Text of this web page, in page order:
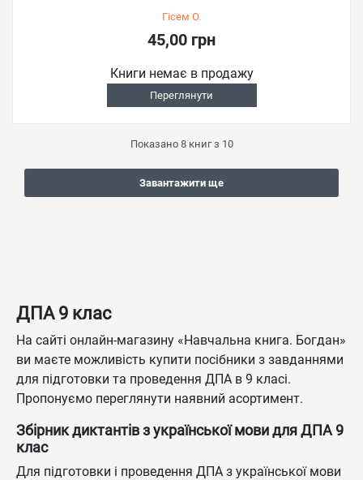
Гісем О.
45,00 грн
Книги немає в продажу
Переглянути
Показано 8книг з 10
Завантажити ще
ДПА 9 клас
На сайті онлайн-магазину «Навчальна книга. Богдан»
ви маєте можливість купити посібники з завданнями
для підготовки та проведення ДПА в 9 класі.
Пропонуємо переглянути наявний асортимент.
Збірник диктантів з української мови для ДПА 9
клас
Для підготовки і проведення ДПА з української мови